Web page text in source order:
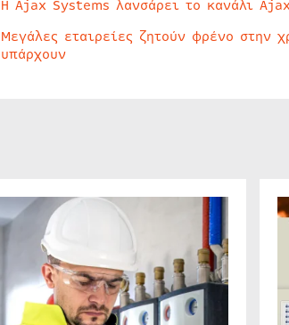
Η Ajax Systems λανσάρει το κανάλι Ajax
Μεγάλες εταιρείες ζητούν φρένο στην
υπάρχουν